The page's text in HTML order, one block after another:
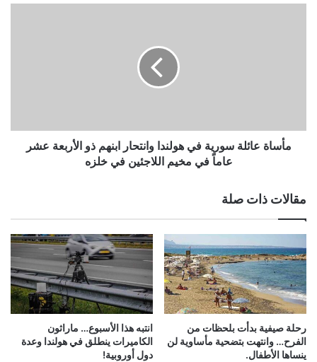
الأربعة
عشر
اللاجئين
في
خلزه
مأساة عائلة سورية في هولندا وانتحار ابنهم ذو الأربعة عشر
عاماً في مخيم اللاجئين في خلزه
مقالات ذات صلة
رحلة صيفية بدأت بلحظات من
الفرح… وانتهت بتضحية مأساوية لن
ينساها الأطفال.
انتبه هذا الأسبوع… ماراثون
الكاميرات ينطلق في هولندا وعدة
دول أوروبية!